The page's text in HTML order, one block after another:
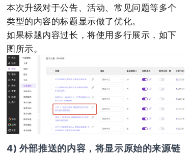
本次升级对于公告、活动、常见问题等多个
类型的内容的标题显示做了优化。
如果标题内容过长，将使用多行展示，如下
图所示。
4) 外部推送的内容，将显示原始的来源链